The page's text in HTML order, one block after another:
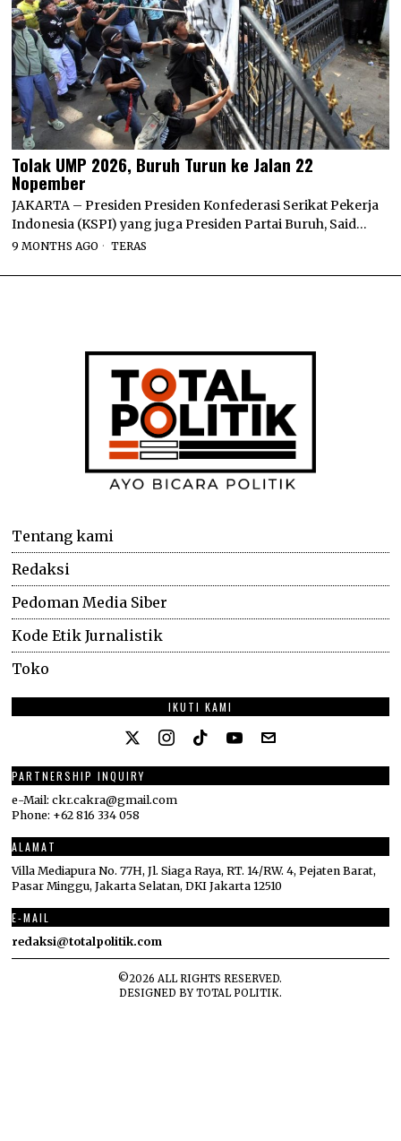
Tolak UMP 2026, Buruh Turun ke Jalan 22
Nopember
JAKARTA – Presiden Presiden Konfederasi Serikat Pekerja
Indonesia (KSPI) yang juga Presiden Partai Buruh, Said…
9 MONTHS AGO TERAS
Tentang kami
Redaksi
Pedoman Media Siber
Kode Etik Jurnalistik
Toko
IKUTI KAMI
PARTNERSHIP INQUIRY
e-Mail: ckr.cakra@gmail.com
Phone: +62 816 334 058
ALAMAT
Villa Mediapura No. 77H, Jl. Siaga Raya, RT. 14/RW. 4, Pejaten Barat,
Pasar Minggu, Jakarta Selatan, DKI Jakarta 12510
E-MAIL
redaksi@totalpolitik.com
©2026 ALL RIGHTS RESERVED.
DESIGNED BYTOTAL POLITIK.